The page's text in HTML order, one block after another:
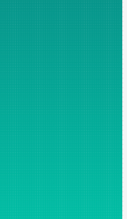
sin los cuales no